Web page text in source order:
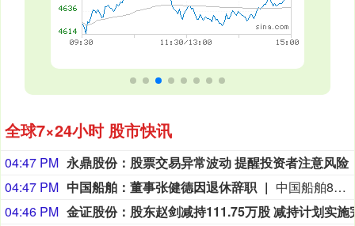
全球7×24小时 股市快讯
04:47 PM 永鼎股份：股票交易异常波动 提醒投资者注意风险
04:47 PM 中国船舶：董事张健德因退休辞职
中国船舶8月6日公告，公司于近日收到公司董事张健德递交的书面辞呈。张健德因退休，向公司董事会提出辞去其所担任的公司董事、提名委员会委员和薪酬与考核委员会委员职务。辞职后，张健德将不再担任公司及控股子公司任何职务。
04:46 PM